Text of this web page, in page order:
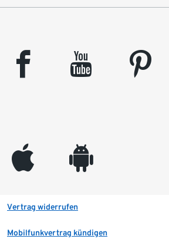
facebook youtube pinterest
appleinc android
Vertrag widerrufen
Mobilfunkvertrag kündigen